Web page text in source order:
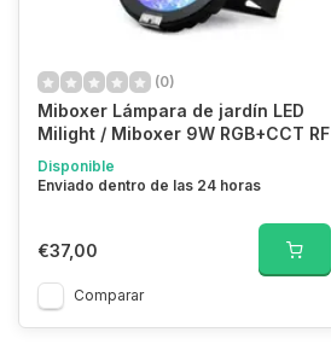
(0)
Miboxer Lámpara de jardín LED
Milight / Miboxer 9W RGB+CCT RF
Disponible
Enviado dentro de las 24 horas
€37,00
Comparar